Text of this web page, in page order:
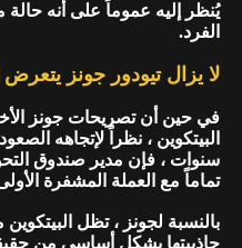
يُنظر إليه عموماً على أنه
الفرد.
لا يزال تيودور جونز يتعرض
في حين أن تصريحات جونز
البيتكوين ، نظراً لإتجاهه
سنوات ، فإن مدير صندوق
تماماً مع العملة المشفرة
بالنسبة لجونز ، تظل
جاذبيتها بشكل أساسي من